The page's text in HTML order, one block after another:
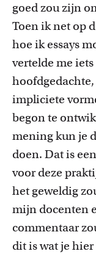
goedzou zijn
Toen ik net op
hoe ik essays
vertelde me iets
hoofdgedachte,
impliciete
begon te
mening kun je
doen. Dat is
voor deze
het geweldig
mijn docenten
commentaar
dit is wat je